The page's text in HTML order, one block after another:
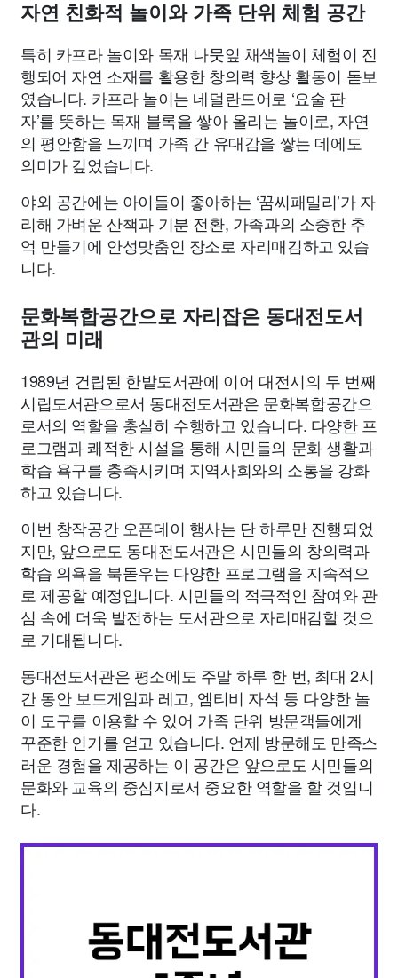
자연 친화적 놀이와 가족 단위 체험 공간
특히 카프라 놀이와 목재 나뭇잎 채색놀이 체험이 진
행되어 자연 소재를 활용한 창의력 향상 활동이 돋보
였습니다. 카프라 놀이는 네덜란드어로 ‘요술 판
자’를 뜻하는 목재 블록을 쌓아 올리는 놀이로, 자연
의 평안함을 느끼며 가족 간 유대감을 쌓는 데에도
의미가 깊었습니다.
야외 공간에는 아이들이 좋아하는 ‘꿈씨패밀리’가 자
리해 가벼운 산책과 기분 전환, 가족과의 소중한 추
억 만들기에 안성맞춤인 장소로 자리매김하고 있습
니다.
문화복합공간으로 자리잡은 동대전도서
관의 미래
1989년 건립된 한밭도서관에 이어 대전시의 두 번째
시립도서관으로서 동대전도서관은 문화복합공간으
로서의 역할을 충실히 수행하고 있습니다. 다양한 프
로그램과 쾌적한 시설을 통해 시민들의 문화 생활과
학습 욕구를 충족시키며 지역사회와의 소통을 강화
하고 있습니다.
이번 창작공간 오픈데이 행사는 단 하루만 진행되었
지만, 앞으로도 동대전도서관은 시민들의 창의력과
학습 의욕을 북돋우는 다양한 프로그램을 지속적으
로 제공할 예정입니다. 시민들의 적극적인 참여와 관
심 속에 더욱 발전하는 도서관으로 자리매김할 것으
로 기대됩니다.
동대전도서관은 평소에도 주말 하루 한 번, 최대 2시
간 동안 보드게임과 레고, 엠티비 자석 등 다양한 놀
이 도구를 이용할 수 있어 가족 단위 방문객들에게
꾸준한 인기를 얻고 있습니다. 언제 방문해도 만족스
러운 경험을 제공하는 이 공간은 앞으로도 시민들의
문화와 교육의 중심지로서 중요한 역할을 할 것입니
다.